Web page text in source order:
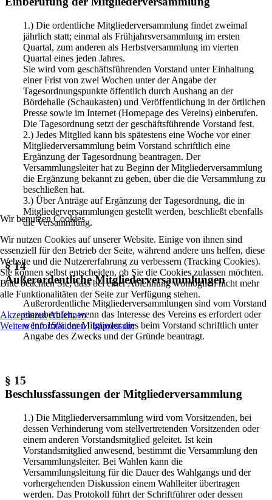
1.) Die ordentliche Mitgliederversammlung findet zweimal
jährlich statt; einmal als Frühjahrsversammlung im ersten
Quartal, zum anderen als Herbstversammlung im vierten
Quartal eines jeden Jahres.
Sie wird vom geschäftsführenden Vorstand unter Einhaltung
einer Frist von zwei Wochen unter der Angabe der
Tagesordnungspunkte öffentlich durch Aushang an der
Bördehalle (Schaukasten) und Veröffentlichung in der örtlichen
Presse sowie im Internet (Homepage des Vereins) einberufen.
Die Tagesordnung setzt der geschäftsführende Vorstand fest.
2.) Jedes Mitglied kann bis spätestens eine Woche vor einer
Mitgliederversammlung beim Vorstand schriftlich eine
Ergänzung der Tagesordnung beantragen. Der
Versammlungsleiter hat zu Beginn der Mitgliederversammlung
die Ergänzung bekannt zu geben, über die die Versammlung zu
beschließen hat.
3.) Über Anträge auf Ergänzung der Tagesordnung, die in
Mitgliederversammlungen gestellt werden, beschließt ebenfalls
die Versammlung.
§ 14
Außerordentliche Mitgliederversammlungen
Außerordentliche Mitgliederversammlungen sind vom Vorstand
einzuberufen, wenn das Interesse des Vereins es erfordert oder
wenn 15% der Mitglieder dies beim Vorstand schriftlich unter
Angabe des Zwecks und der Gründe beantragt.
§ 15
Beschlussfassungen der Mitgliederversammlung
1.) Die Mitgliederversammlung wird vom Vorsitzenden, bei
dessen Verhinderung vom stellvertretenden Vorsitzenden oder
einem anderen Vorstandsmitglied geleitet. Ist kein
Vorstandsmitglied anwesend, bestimmt die Versammlung den
Versammlungsleiter. Bei Wahlen kann die
Versammlungsleitung für die Dauer des Wahlgangs und der
vorhergehenden Diskussion einem Wahlleiter übertragen
werden. Das Protokoll führt der Schriftführer oder dessen
Wir benutzen Cookies
Wir nutzen Cookies auf unserer Website. Einige von ihnen sind
essenziell für den Betrieb der Seite, während andere uns helfen, diese
Website und die Nutzererfahrung zu verbessern (Tracking Cookies).
Sie können selbst entscheiden, ob Sie die Cookies zulassen möchten.
Bitte beachten Sie, dass bei einer Ablehnung womöglich nicht mehr
alle Funktionalitäten der Seite zur Verfügung stehen.
AkzeptierenAblehnen
Weitere Informationen|Impressum